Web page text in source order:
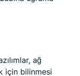
ağ
için bilinmesi